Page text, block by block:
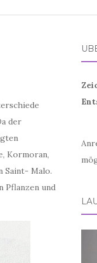
der
Kormoran,
Saint- Malo.
Pflanzen und